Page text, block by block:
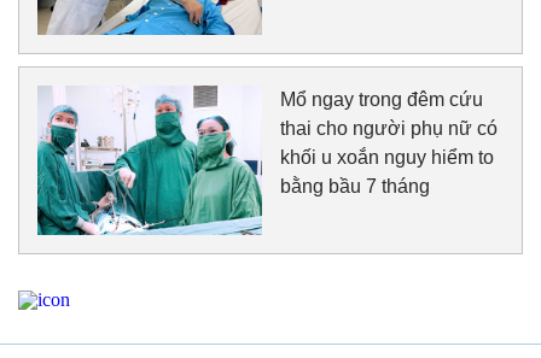
Mổ ngay trong đêm cứu
thai cho người phụ nữ có
khối u xoắn nguy hiểm to
bằng bầu 7 tháng